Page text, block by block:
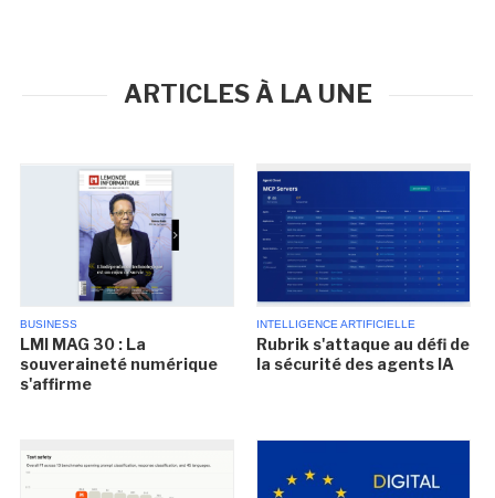
ARTICLES À LA UNE
BUSINESS
LMI MAG 30 : La
souveraineté numérique
s'affirme
INTELLIGENCE ARTIFICIELLE
Rubrik s'attaque au défi de
la sécurité des agents IA